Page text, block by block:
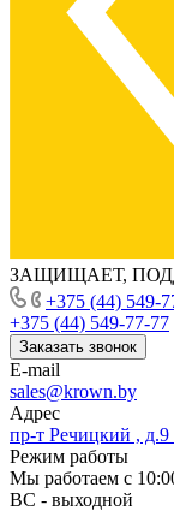
ЗАЩИЩАЕТ,
+375 (44) 549-
+375 (44) 549-77-77
Заказать звонок
E-mail
sales@krown.by
Адрес
пр-т Речицкий ,
Режим работы
Мы работаем с
ВС - выходной